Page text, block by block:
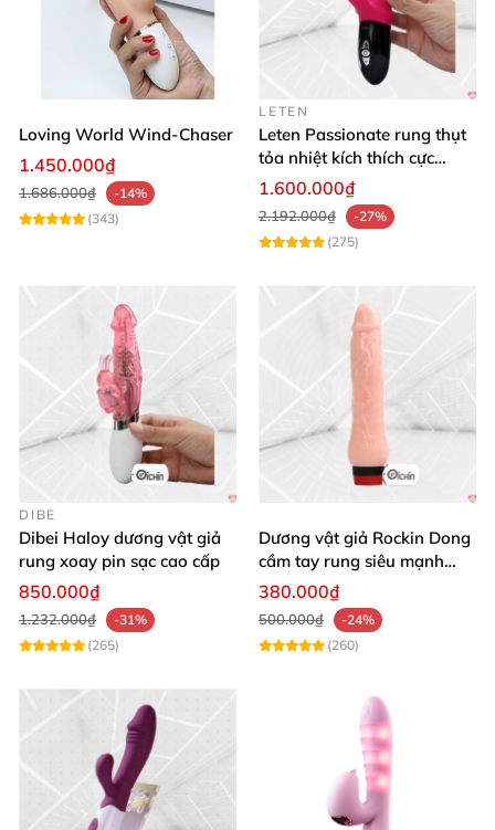
Loving World Wind-Chaser
1.450.000₫
1.686.000₫
-14%
(343)
LETEN
Leten Passionate rung thụt
tỏa nhiệt kích thích cực
mạnh
1.600.000₫
2.192.000₫
-27%
(275)
DIBE
Dibei Haloy dương vật giả
rung xoay pin sạc cao cấp
850.000₫
1.232.000₫
-31%
(265)
Dương vật giả Rockin Dong
cầm tay rung siêu mạnh
silicon y tế cao cấp
380.000₫
500.000₫
-24%
(260)